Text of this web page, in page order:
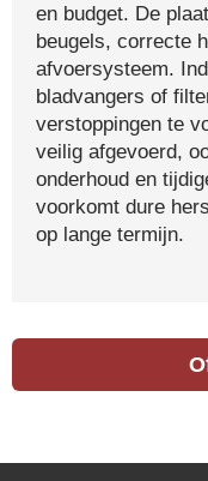
en budget. De
beugels, correcte
afvoersysteem.
bladvangers of
verstoppingen te
veilig afgevoerd,
onderhoud en
voorkomt dure
op lange termijn.